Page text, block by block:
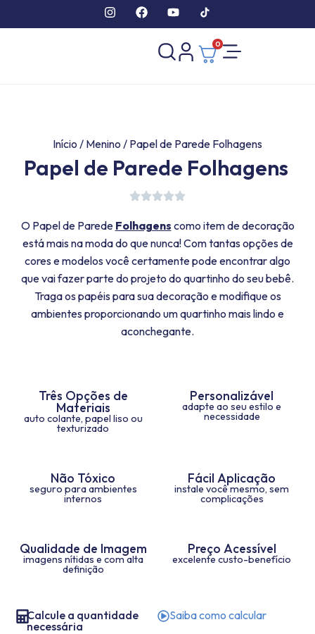
0
Início / Menino / Papel de Parede Folhagens
Papel de Parede Folhagens
O Papel de Parede Folhagens como item de decoração
está mais na moda do que nunca! Com tantas opções de
cores e modelos você certamente pode encontrar algo
que vai fazer parte do projeto do quartinho do seu bebê.
Traga os papéis para sua decoração e modifique os
ambientes proporcionando um quartinho mais lindo e
aconchegante.
Três Opções de
Materiais
auto colante, papel liso ou
texturizado
Personalizável
adapte ao seu estilo e
necessidade
Não Tóxico
seguro para ambientes
internos
Fácil Aplicação
instale você mesmo, sem
complicações
Qualidade de Imagem
imagens nítidas e com alta
definição
Preço Acessível
excelente custo-benefício
Calcule a quantidade
necessária
Saiba como calcular